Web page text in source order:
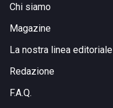
Chi siamo
Magazine
La nostra linea editoriale
Redazione
F.A.Q.